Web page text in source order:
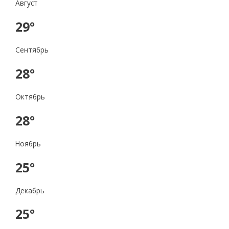
Август
29°
Сентябрь
28°
Октябрь
28°
Ноябрь
25°
Декабрь
25°